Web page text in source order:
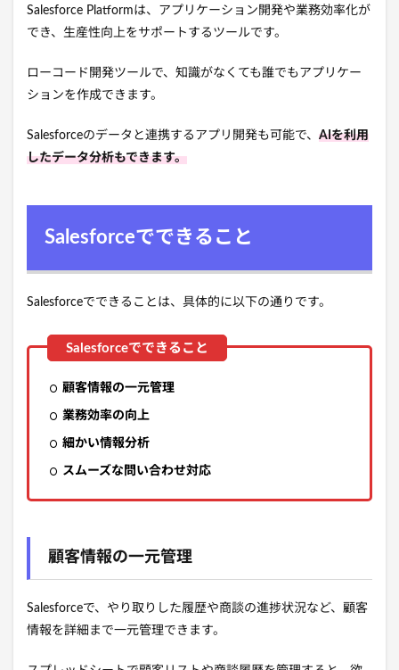
Salesforce Platformは、アプリケーション開発や業務効率化が
でき、生産性向上をサポートするツールです。
ローコード開発ツールで、知識がなくても誰でもアプリケー
ションを作成できます。
Salesforceのデータと連携するアプリ開発も可能で、 AIを利用
したデータ分析もできます。
Salesforceでできること
Salesforceでできることは、具体的に以下の通りです。
顧客情報の一元管理
業務効率の向上
細かい情報分析
スムーズな問い合わせ対応
顧客情報の一元管理
Salesforceで、やり取りした履歴や商談の進捗状況など、顧客
情報を詳細まで一元管理できます。